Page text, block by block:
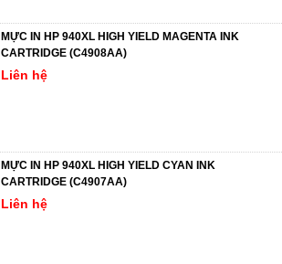
MỰC IN HP 940XL HIGH YIELD MAGENTA INK
CARTRIDGE (C4908AA)
Liên hệ
MỰC IN HP 940XL HIGH YIELD CYAN INK
CARTRIDGE (C4907AA)
Liên hệ